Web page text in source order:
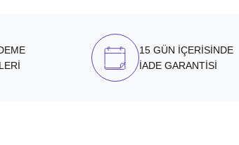
15 GÜN İÇERİSİNDE
İADE GARANTİSİ